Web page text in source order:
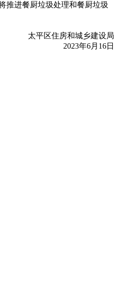
推进餐厨垃圾处理和餐厨垃圾
太平区住房和城乡建设局
2023年6月16日